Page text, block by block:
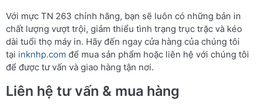
Với mực TN 263 chính hãng, bạn sẽ luôn có những bản in
chất lượng vượt trội, giảm thiểu tình trạng trục trặc và kéo
dài tuổi thọ máy in. Hãy đến ngay cửa hàng của chúng tôi
tại inknhp.com để mua sản phẩm hoặc liên hệ với chúng tôi
để được tư vấn và giao hàng tận nơi.
Liên hệ tư vấn & mua hàng